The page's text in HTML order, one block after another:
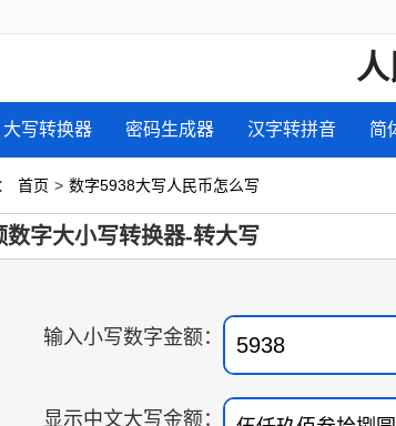
大写转换器 密码生成器 汉字转拼音 简
首页 > 数字5938大写人民币怎么写
数字大小写转换器-转大写
输入小写数字金额：
显示中文大写金额：